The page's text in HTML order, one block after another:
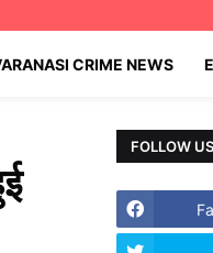
CRIME NEWS
FOLLOW US